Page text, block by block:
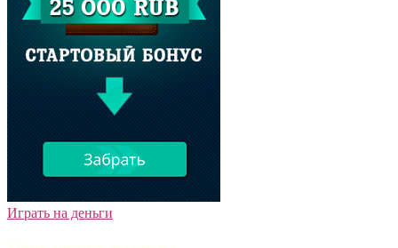
Играть на деньги